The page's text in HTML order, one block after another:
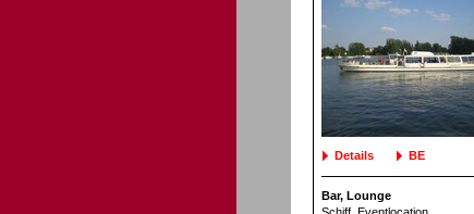
Details BE
Bar, Lounge
Schiff , Eventlocation